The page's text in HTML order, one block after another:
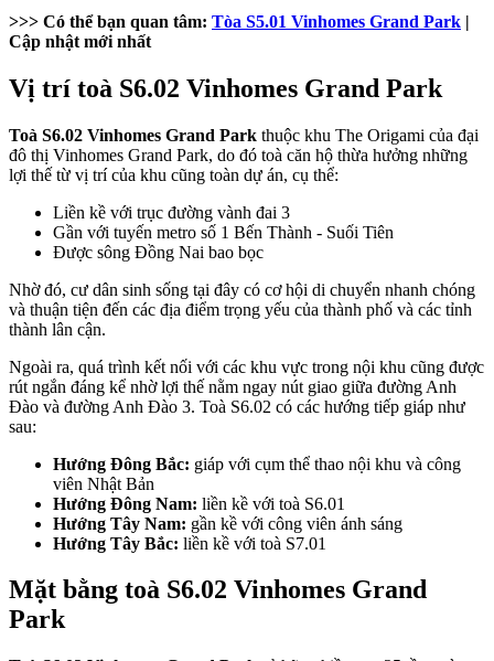
>>> Có thể bạn quan tâm: Tòa S5.01 Vinhomes Grand Park |
Cập nhật mới nhất
Vị trí toà S6.02 Vinhomes Grand Park
Toà S6.02 Vinhomes Grand Park thuộc khu The Origami của đại
đô thị Vinhomes Grand Park, do đó toà căn hộ thừa hưởng những
lợi thế từ vị trí của khu cũng toàn dự án, cụ thể:
Liền kề với trục đường vành đai 3
Gần với tuyến metro số 1 Bến Thành - Suối Tiên
Được sông Đồng Nai bao bọc
Nhờ đó, cư dân sinh sống tại đây có cơ hội di chuyển nhanh chóng
và thuận tiện đến các địa điểm trọng yếu của thành phố và các tỉnh
thành lân cận.
Ngoài ra, quá trình kết nối với các khu vực trong nội khu cũng được
rút ngắn đáng kể nhờ lợi thế nằm ngay nút giao giữa đường Anh
Đào và đường Anh Đào 3. Toà S6.02 có các hướng tiếp giáp như
sau:
Hướng Đông Bắc: giáp với cụm thể thao nội khu và công
viên Nhật Bản
Hướng Đông Nam: liền kề với toà S6.01
Hướng Tây Nam: gần kề với công viên ánh sáng
Hướng Tây Bắc: liền kề với toà S7.01
Mặt bằng toà S6.02 Vinhomes Grand
Park